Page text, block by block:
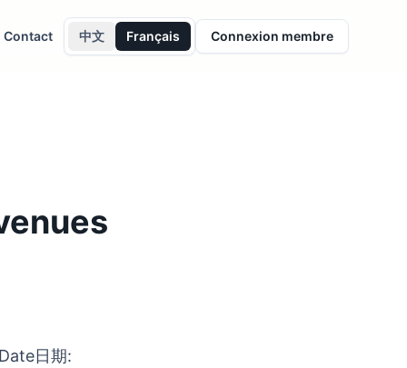
Contact 中文 Français Connexion membre
日期: